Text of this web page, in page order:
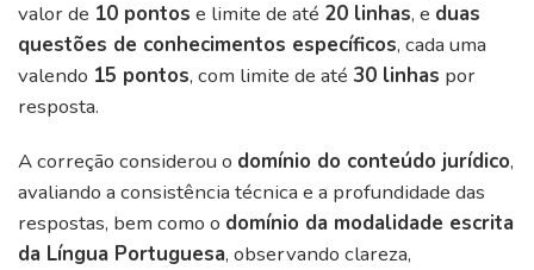
valor de 10 pontos e limite de até 20 linhas, e duas
questões de conhecimentos específicos, cada uma
valendo 15 pontos, com limite de até 30 linhas por
resposta.
A correção considerou o domínio do conteúdo jurídico,
avaliando a consistência técnica e a profundidade das
respostas, bem como o domínio da modalidade escrita
da Língua Portuguesa, observando clareza,